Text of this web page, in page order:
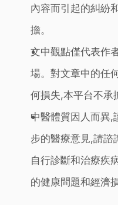
內容而引起的糾紛
擔。
文中觀點僅代表作
場。對文章中的任
何損失,本平台不承
中醫體質因人而異,
步的醫療意見,請諮
自行診斷和治療疾
的健康問題和經濟